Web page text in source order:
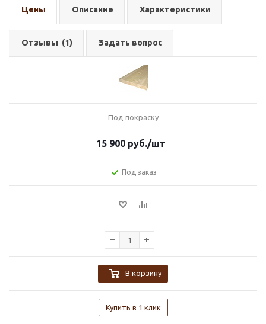
Цены Описание Характеристики
Отзывы (1) Задать вопрос
Под покраску
15 900 руб./шт
Под заказ
В корзину
Купить в 1 клик